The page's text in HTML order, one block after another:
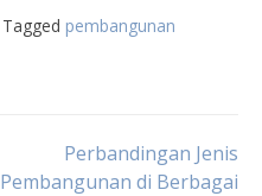
Tagged pembangunan
Perbandingan Jenis
Pembangunan di Berbagai